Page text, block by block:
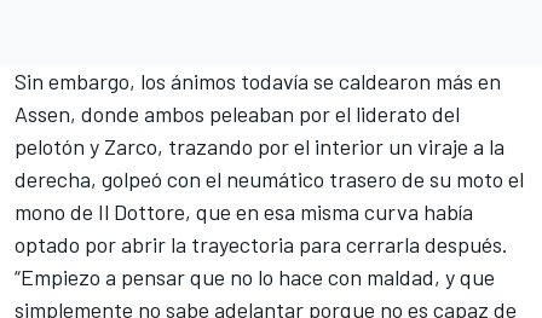
Sin embargo, los ánimos todavía se caldearon más en
Assen, donde ambos peleaban por el liderato del
pelotón y Zarco, trazando por el interior un viraje a la
derecha, golpeó con el neumático trasero de su moto el
mono de Il Dottore, que en esa misma curva había
optado por abrir la trayectoria para cerrarla después.
“Empiezo a pensar que no lo hace con maldad, y que
simplemente no sabe adelantar porque no es capaz de